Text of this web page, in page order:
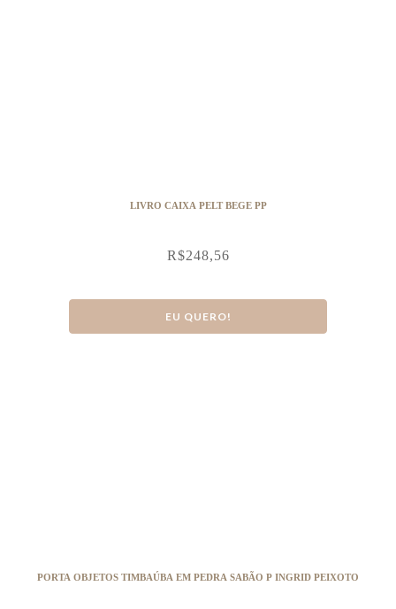
LIVRO CAIXA PELT BEGE PP
R$248,56
EU QUERO!
PORTA OBJETOS TIMBAÚBA EM PEDRA SABÃO P INGRID PEIXOTO